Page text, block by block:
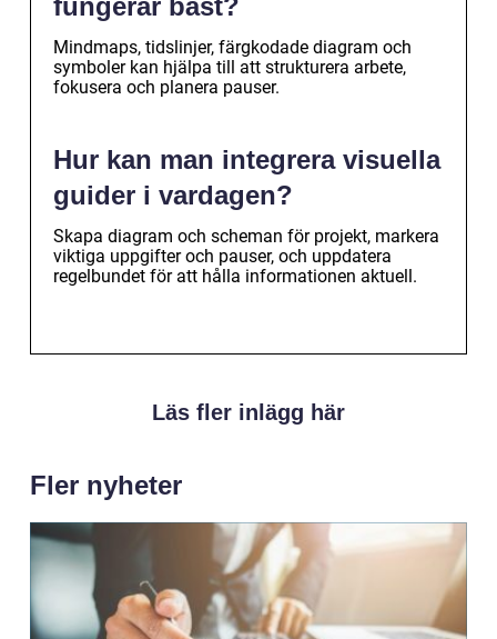
fungerar bäst?
Mindmaps, tidslinjer, färgkodade diagram och
symboler kan hjälpa till att strukturera arbete,
fokusera och planera pauser.
Hur kan man integrera visuella
guider i vardagen?
Skapa diagram och scheman för projekt, markera
viktiga uppgifter och pauser, och uppdatera
regelbundet för att hålla informationen aktuell.
Läs fler inlägg här
Fler nyheter